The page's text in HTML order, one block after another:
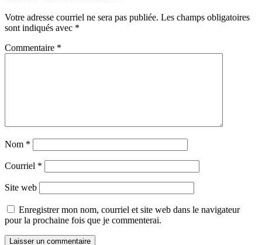
Votre adresse courriel ne sera pas publiée. Les champs obligatoires
sont indiqués avec *
Commentaire *
Nom *
Courriel *
Site web
Enregistrer mon nom, courriel et site web dans le navigateur
pour la prochaine fois que je commenterai.